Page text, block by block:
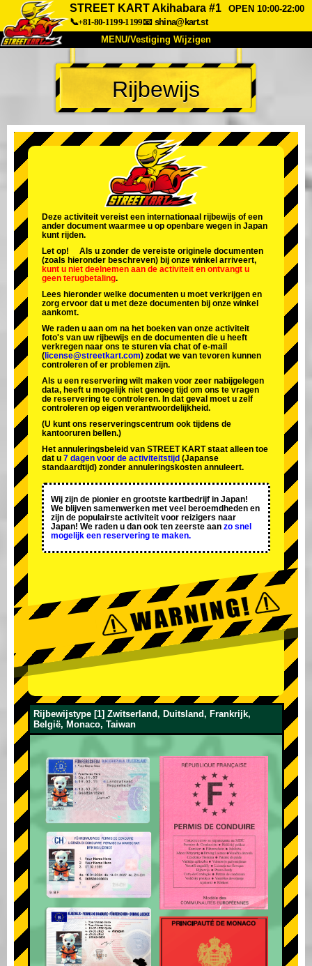
STREET KART Akihabara #1
OPEN 10:00-22:00
📞+81-80-1199-1199📧 shina@kart.st
MENU/Vestiging Wijzigen
TOP
Over Ons Specificaties Prijs
Veelgestelde Vragen
Bedrijf Reserveren
Vestiging Wijzigen
Tokio Shinagawa
Tokio Akihabara#2
Tokio Shibuya Annex Tokio Baai
Tokio Asakusa Osaka
Okinawa
Rijbewijs
Deze activiteit vereist een internationaal rijbewijs of een
ander document waarmee u op openbare wegen in Japan
kunt rijden.
Let op! Als u zonder de vereiste originele documenten
(zoals hieronder beschreven) bij onze winkel arriveert,
kunt u niet deelnemen aan de activiteit en ontvangt u
geen terugbetaling.
Lees hieronder welke documenten u moet verkrijgen en
zorg ervoor dat u met deze documenten bij onze winkel
aankomt.
We raden u aan om na het boeken van onze activiteit
foto's van uw rijbewijs en de documenten die u heeft
verkregen naar ons te sturen via chat of e-mail
( license@streetkart.com) zodat we van tevoren kunnen
controleren of er problemen zijn.
Als u een reservering wilt maken voor zeer nabijgelegen
data, heeft u mogelijk niet genoeg tijd om ons te vragen
de reservering te controleren. In dat geval moet u zelf
controleren op eigen verantwoordelijkheid.
(U kunt ons reserveringscentrum ook tijdens de
kantooruren bellen.)
Het annuleringsbeleid van STREET KART staat alleen toe
dat u 7 dagen voor de activiteitstijd (Japanse
standaardtijd) zonder annuleringskosten annuleert.
Wij zijn de pionier en grootste kartbedrijf in Japan!
We blijven samenwerken met veel beroemdheden en
zijn de populairste activiteit voor reizigers naar
Japan! We raden u dan ook ten zeerste aan zo snel
mogelijk een reservering te maken.
Rijbewijstype [1] Zwitserland, Duitsland, Frankrijk,
België, Monaco, Taiwan